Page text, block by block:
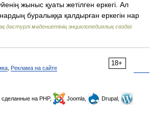
жыныс қуаты жетілген еркегі. Ал
буралыққа қалдырған еркегін нар
дәстүрлі мәдениетінің энциклопедиялық сөздігі
18+
Реклама на сайте
, сделанные на PHP, Joomla,
Drupal,